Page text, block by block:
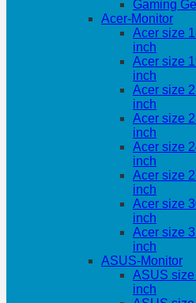
Gaming
Acer-Monitor
Acer size
inch
Acer size
inch
Acer size
inch
Acer size
inch
Acer size
inch
Acer size
inch
Acer size
inch
Acer size
inch
ASUS-Monitor
ASUS
inch